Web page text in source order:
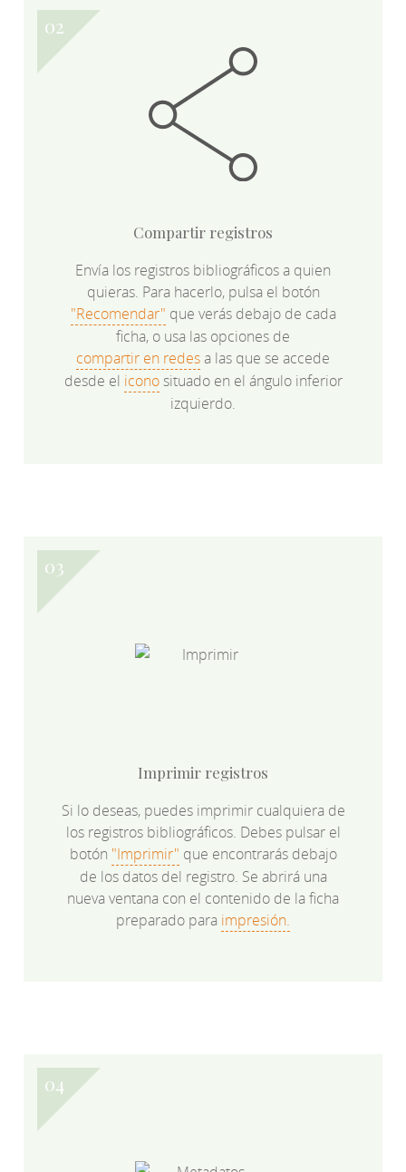
Compartir registros
Envía los registros bibliográficos a quien
quieras. Para hacerlo, pulsa el botón
"Recomendar" que verás debajo de cada
ficha, o usa las opciones de
compartir en redesa las que se accede
desde el iconosituado en el ángulo inferior
izquierdo.
Imprimir registros
Si lo deseas, puedes imprimir cualquiera de
los registros bibliográficos. Debes pulsar el
botón "Imprimir" que encontrarás debajo
de los datos del registro. Se abrirá una
nueva ventana con el contenido de la ficha
preparado para impresión.